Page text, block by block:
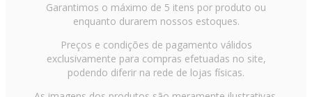
Garantimos o máximo de 5 itens por produto ou
enquanto durarem nossos estoques.
Preços e condições de pagamento válidos
exclusivamente para compras efetuadas no site,
podendo diferir na rede de lojas físicas.